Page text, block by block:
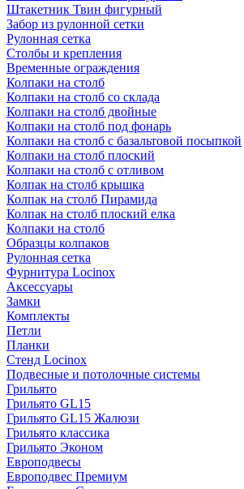
Штакетник Твин фигурный
Забор из рулонной сетки
Рулонная сетка
Столбы и крепления
Временные ограждения
Колпаки на столб
Колпаки на столб со склада
Колпаки на столб двoйные
Колпаки на столб под фонарь
Колпаки на столб с базальтовой посыпкой
Колпаки на столб плоский
Колпаки на столб с отливом
Колпак на столб крышка
Колпак на столб Пирамида
Колпак на столб плоский елка
Колпаки на столб
Образцы колпаков
Рулонная сетка
Фурнитура Locinox
Аксессуары
Замки
Комплекты
Петли
Планки
Стенд Locinox
Подвесные и потолочные системы
Грильято
Грильято GL15
Грильято GL15 Жалюзи
Грильято классика
Грильято Эконом
Европодвесы
Европодвес Премиум